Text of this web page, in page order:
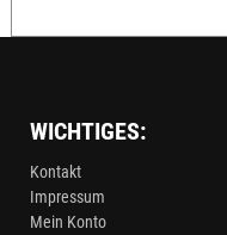
WICHTIGES:
Kontakt
Impressum
Mein Konto